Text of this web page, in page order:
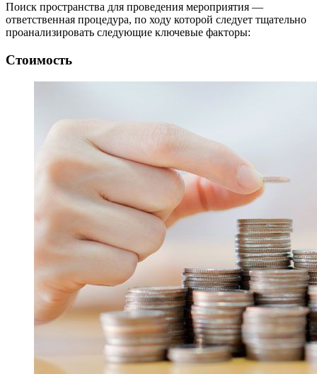
Поиск пространства для проведения мероприятия —
ответственная процедура, по ходу которой следует тщательно
проанализировать следующие ключевые факторы:
Стоимость